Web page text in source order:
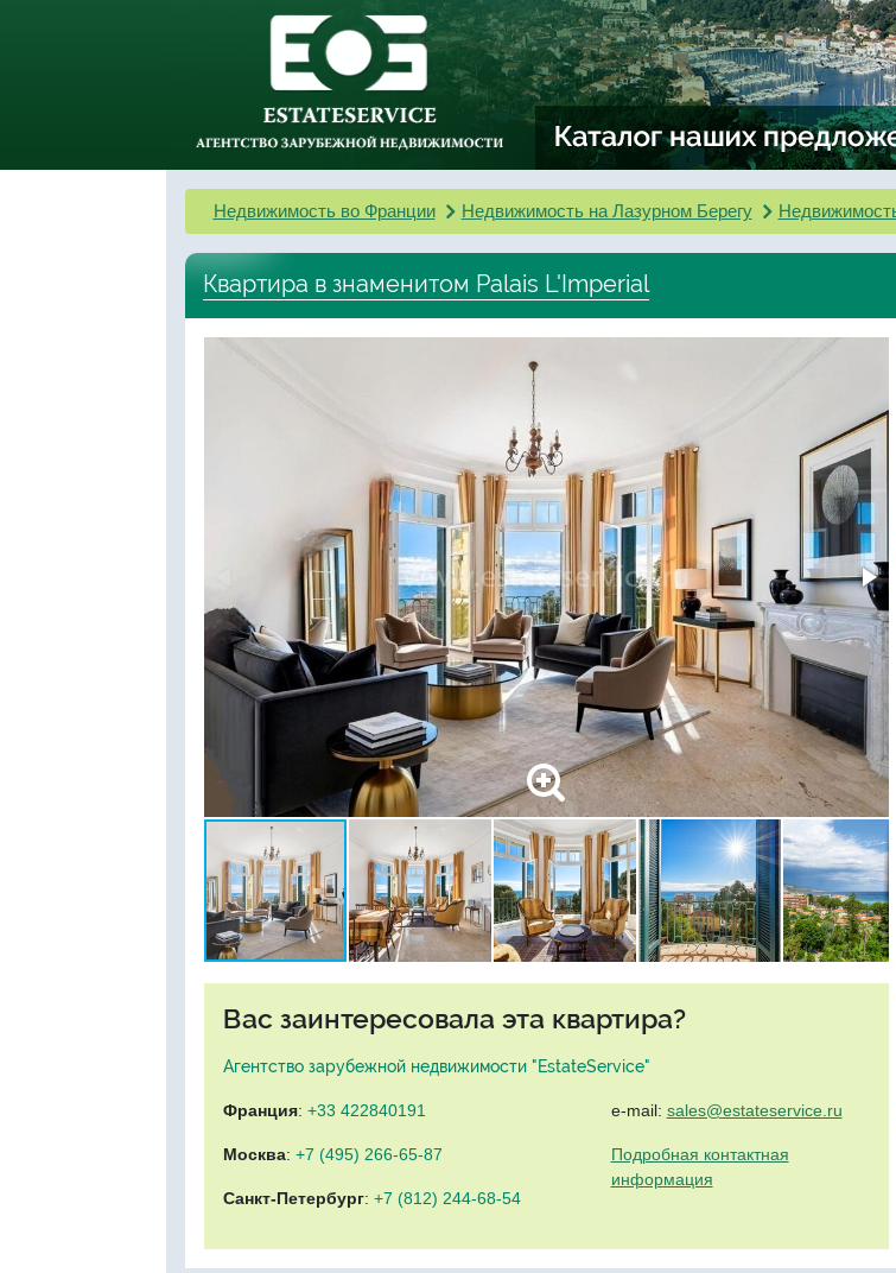
Недвижимость во Франции Недвижимость на Лазурном Берегу
Квартира в знаменитом Palais L'Imperial
Вас заинтересовала эта квартира?
Агентство зарубежной недвижимости "EstateService"
Франция: +33 422840191
Москва: +7 (495) 266-65-87
Санкт-Петербург: +7 (812) 244-68-54
e-mail: sales@estateservice.ru
Подробная контактная
информация